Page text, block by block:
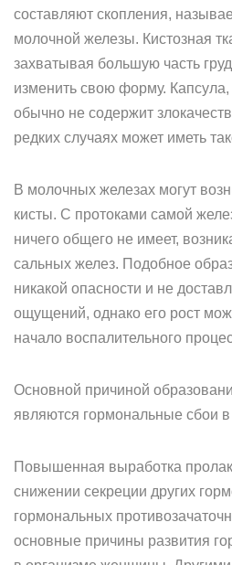
составляют скопления,
молочной железы. Кистозная
захватывая большую часть
изменить свою форму. Капсула,
обычно не содержит
редких случаях может иметь
В молочных железах могут
кисты. С протоками самой
ничего общего не имеет,
сальных желез. Подобное
никакой опасности и не
ощущений, однако его рост
начало воспалительного
Основной причиной
являются гормональные сбои в
Повышенная выработка
снижении секреции других
гормональных
основные причины развития